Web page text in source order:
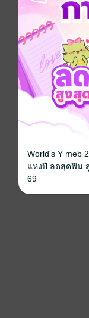
World's Y meb
แห่งปี ลดสุดฟิน
69